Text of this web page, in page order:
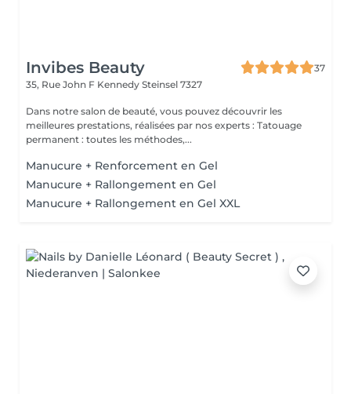
Invibes Beauty
37
35, Rue John F Kennedy Steinsel 7327
Dans notre salon de beauté, vous pouvez découvrir les
meilleures prestations, réalisées par nos experts : Tatouage
permanent : toutes les méthodes,...
Manucure + Renforcement en Gel
Manucure + Rallongement en Gel
Manucure + Rallongement en Gel XXL